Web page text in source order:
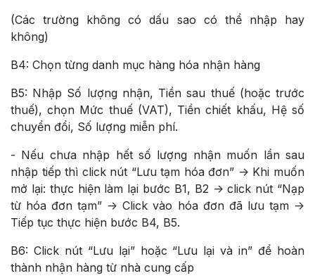
(Các trường không có dấu sao có thể nhập hay
không)
B4: Chọn từng danh mục hàng hóa nhận hàng
B5: Nhập Số lượng nhận, Tiền sau thuế (hoặc trước
thuế), chọn Mức thuế (VAT), Tiền chiết khấu, Hệ số
chuyển đổi, Số lượng miễn phí.
- Nếu chưa nhập hết số lượng nhận muốn lần sau
nhập tiếp thì click nút “Lưu tạm hóa đơn” -> Khi muốn
mở lại: thực hiện làm lại bước B1, B2 -> click nút “Nạp
từ hóa đơn tạm” -> Click vào hóa đơn đã lưu tạm ->
Tiếp tục thực hiện bước B4, B5.
B6: Click nút “Lưu lại” hoặc “Lưu lại và in” để hoàn
thành nhận hàng từ nhà cung cấp